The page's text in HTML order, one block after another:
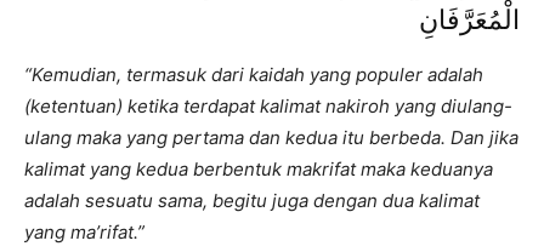
الْمُعَرَّفَانِ
“Kemudian, termasuk dari kaidah yang populer adalah
(ketentuan) ketika terdapat kalimat nakiroh yang diulang-
ulang maka yang pertama dan kedua itu berbeda. Dan jika
kalimat yang kedua berbentuk makrifat maka keduanya
adalah sesuatu sama, begitu juga dengan dua kalimat
yang ma’rifat.”